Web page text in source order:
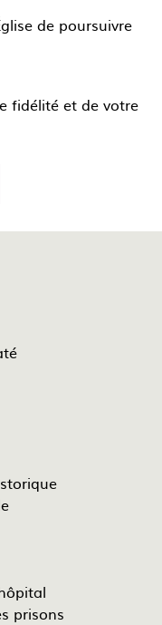
de poursuivre
fidélité et de votre
prisons